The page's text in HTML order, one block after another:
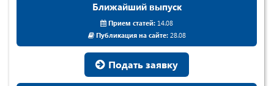
Ближайший выпуск
Прием статей: 14.08
Публикация на сайте:28.08
Подать заявку